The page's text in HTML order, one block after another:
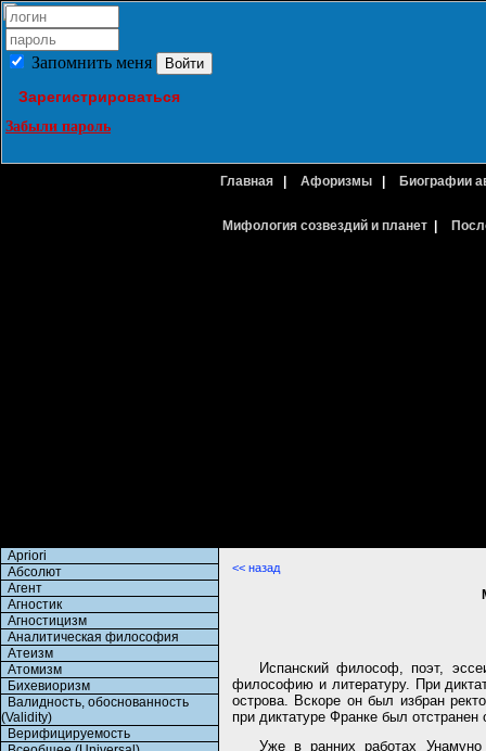
Запомнить меня
Зарегистрироваться
Забыли пароль
Главная Афоризмы Биографии
Мифология созвездий и планет|
Apriori
Абсолют
Агент
Агностик
Агностицизм
Аналитическая философия
Атеизм
Атомизм
Бихевиоризм
Валидность, обоснованность
(Validity)
Верифицируемость
<< назад
Испанский философ, поэт,
философию и литературу. При
острова. Вскоре он был избран
при диктатуре Франке был отстранен
Уже в ранних работах Унамуно